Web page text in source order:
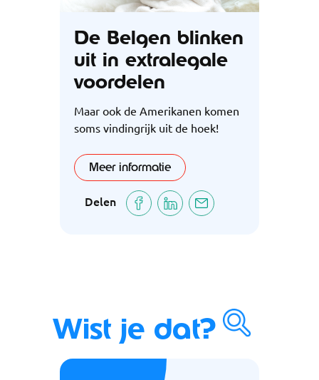
De Belgen blinken
uit in extralegale
voordelen
Maar ook de Amerikanen komen
soms vindingrijk uit de hoek!
Meer informatie
Delen
Wist je dat?